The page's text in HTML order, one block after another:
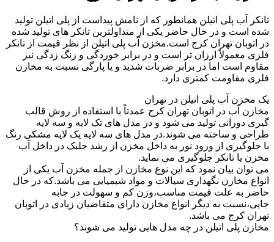
تانکر آب پلی اتیلن همانطور که از نامش پیداست از پلی اتیلن تولید
شده است و در حال حاضر یکی از متداولترین تانکر های تولید شده
در اتوبان تهران کرج است.مخزن آب پلی اتیلن از نظر قیمت از تانکر
فلزی معمولاً ارزان تر است و در برابر خوردگی و زنگ زدگی نیز
مقاوم است اما در برابر ضربات شدید و یا پارگی نسبت به مخازن
فلزی مقاومت کمتری دارد.
یک مخزن آب پلی اتیلن در تهران
مخازن آب در اتوبان تهران کرج عمدتاً با استفاده از روش قالب
گیری دورانی تولید می شود و در مدل های تک لایه و سه لایه
طراحی و ساخته می شوند.در مدل های سه لایه یک لایه مشکی رنگ
با جلوگیری از ورود نور به داخل مخزن از رشد جلبک در داخل آب
مخزن یا تانکر جلوگیری می نماید.
می توان بیان نمود که این نوع مخازن از جمله مخزن آب یکی از
انواع مخازن نگهداری سیالات و مواد شیمیایی می باشد.که در حال
حاضر به علت قیمت مناسب،وزن کم و سهولت در جابه
جایی،نسبت به دیگر انواع مخازن دارای متقاضیان زیادی در اتوبان
تهران کرج می باشد.
مخازن پلی اتیلن در چه مدل هایی تولید می شوند؟